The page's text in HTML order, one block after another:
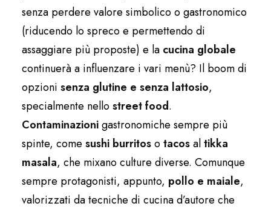
senza perdere valore simbolico o gastronomico
(riducendo lo spreco e permettendo di
assaggiare più proposte) e la cucina globale
continuerà a influenzare i vari menù? Il boom di
opzioni senza glutine e senza lattosio,
specialmente nellostreet food.
Contaminazionigastronomiche sempre più
spinte, come sushi burritosotacosaltikka
masala, che mixano culture diverse. Comunque
sempre protagonisti, appunto, pollo e maiale,
valorizzati da tecniche di cucina d’autore che